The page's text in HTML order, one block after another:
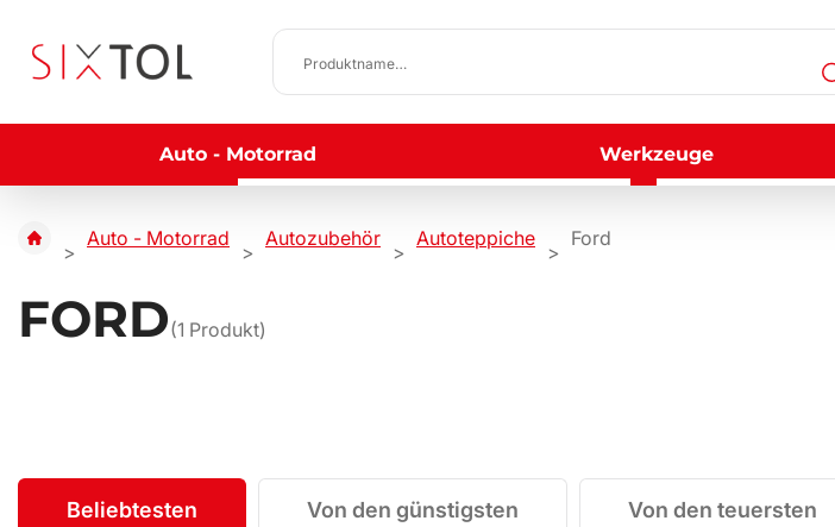
Auto - Motorrad Werkzeuge
Auto - Motorrad Autozubehör Autoteppiche Ford
FORD(1 Produkt)
Beliebtesten Von den günstigsten Von den teuersten